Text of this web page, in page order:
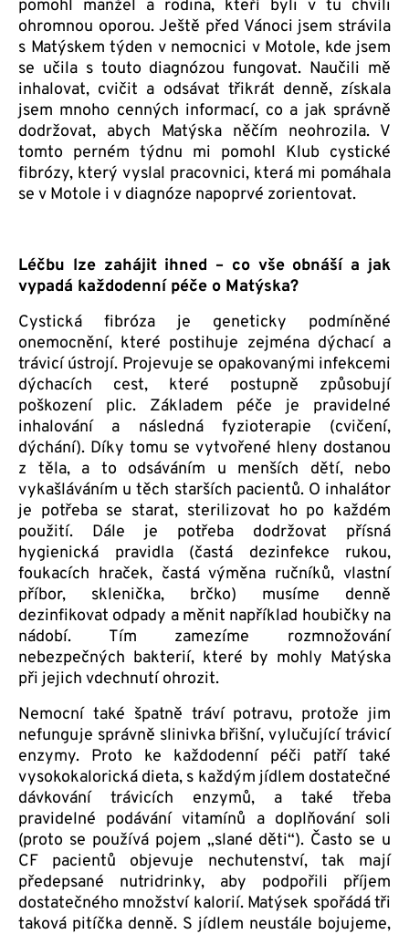
pomohl manžel a rodina, kteří byli v tu chvíli
ohromnou oporou. Ještě před Vánoci jsem strávila
s Matýskem týden v nemocnici v Motole, kde jsem
se učila s touto diagnózou fungovat. Naučili mě
inhalovat, cvičit a odsávat třikrát denně, získala
jsem mnoho cenných informací, co a jak správně
dodržovat, abych Matýska něčím neohrozila. V
tomto perném týdnu mi pomohl Klub cystické
fibrózy, který vyslal pracovnici, která mi pomáhala
se v Motole i v diagnóze napoprvé zorientovat.
Léčbu lze zahájit ihned – co vše obnáší a jak
vypadá každodenní péče o Matýska?
Cystická fibróza je geneticky podmíněné
onemocnění, které postihuje zejména dýchací a
trávicí ústrojí. Projevuje se opakovanými infekcemi
dýchacích cest, které postupně způsobují
poškození plic. Základem péče je pravidelné
inhalování a následná fyzioterapie (cvičení,
dýchání). Díky tomu se vytvořené hleny dostanou
z těla, a to odsáváním u menších dětí, nebo
vykašláváním u těch starších pacientů. O inhalátor
je potřeba se starat, sterilizovat ho po každém
použití. Dále je potřeba dodržovat přísná
hygienická pravidla (častá dezinfekce rukou,
foukacích hraček, častá výměna ručníků, vlastní
příbor, sklenička, brčko) musíme denně
dezinfikovat odpady a měnit například houbičky na
nádobí. Tím zamezíme rozmnožování
nebezpečných bakterií, které by mohly Matýska
při jejich vdechnutí ohrozit.
Nemocní také špatně tráví potravu, protože jim
nefunguje správně slinivka břišní, vylučující trávicí
enzymy. Proto ke každodenní péči patří také
vysokokalorická dieta, s každým jídlem dostatečné
dávkování trávicích enzymů, a také třeba
pravidelné podávání vitamínů a doplňování soli
(proto se používá pojem „slané děti“). Často se u
CF pacientů objevuje nechutenství, tak mají
předepsané nutridrinky, aby podpořili příjem
dostatečného množství kalorií. Matýsek spořádá tři
taková pitíčka denně. S jídlem neustále bojujeme,